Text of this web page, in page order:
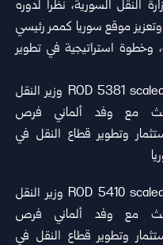
النقل السورية، نظراً ‏لدوره
موقع ‏سوريا كممر رئيسي
‏وخطوة استراتيجية في تطوير